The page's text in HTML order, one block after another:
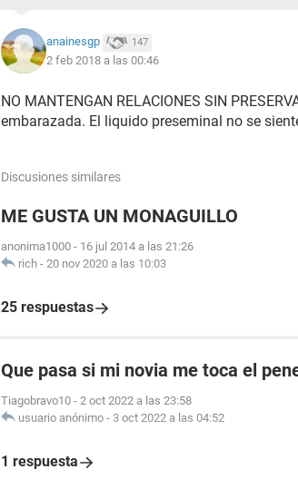
anainesgp 147
2 feb 2018 a las 00:46
NO MANTENGAN RELACIONES SIN
embarazada. El liquido preseminal no se
Discusiones similares
ME GUSTA UN MONAGUILLO
anonima1000 - 16 jul 2014 a las 21:26
rich - 20 nov 2020 a las 10:03
25 respuestas
Que pasa si mi novia me toca el
Tiagobravo10 - 2 oct 2022 a las 23:58
usuario anónimo - 3 oct 2022 a las 04:52
1 respuesta